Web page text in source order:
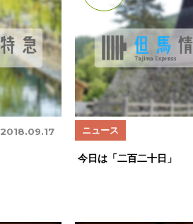
2018.09.17 ニュース
今日は「二百二十日」